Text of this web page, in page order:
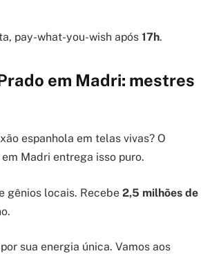
pay-what-you-wish após 17h.
em Madri: mestres
espanhola em telas vivas? O
Madri entrega isso puro.
gênios locais. Recebe 2,5 milhões de
sua energia única. Vamos aos